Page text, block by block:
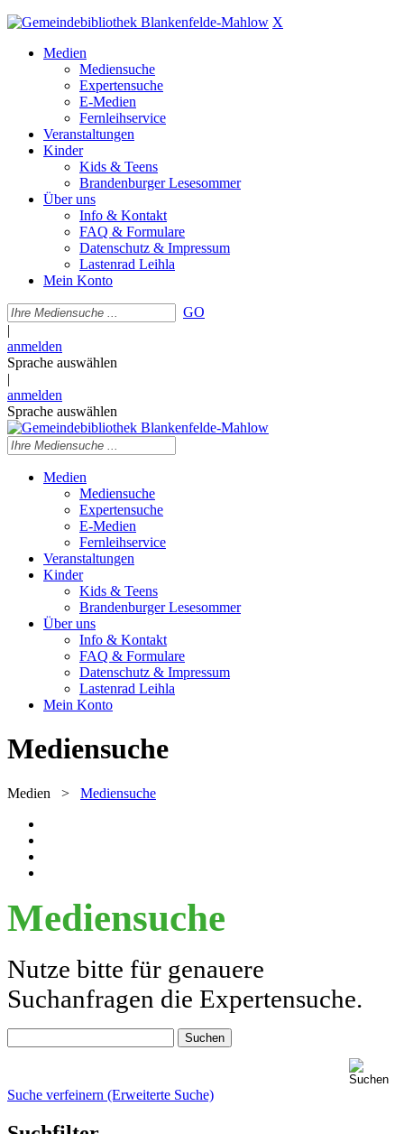
X
Medien
Mediensuche
Expertensuche
E-Medien
Fernleihservice
Veranstaltungen
Kinder
Kids & Teens
Brandenburger Lesesommer
Über uns
Info & Kontakt
FAQ & Formulare
Datenschutz & Impressum
Lastenrad Leihla
Mein Konto
GO
|
anmelden
Sprache auswählen
|
anmelden
Sprache auswählen
Medien
Mediensuche
Expertensuche
E-Medien
Fernleihservice
Veranstaltungen
Kinder
Kids & Teens
Brandenburger Lesesommer
Über uns
Info & Kontakt
FAQ & Formulare
Datenschutz & Impressum
Lastenrad Leihla
Mein Konto
Mediensuche
Medien > Mediensuche
Mediensuche
Nutze bitte für genauere
Suchanfragen die Expertensuche.
Suche verfeinern (Erweiterte Suche)